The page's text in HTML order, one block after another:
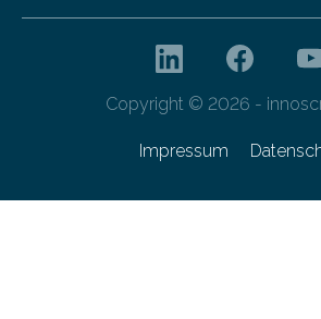
Copyright © 2026 -
Impressum